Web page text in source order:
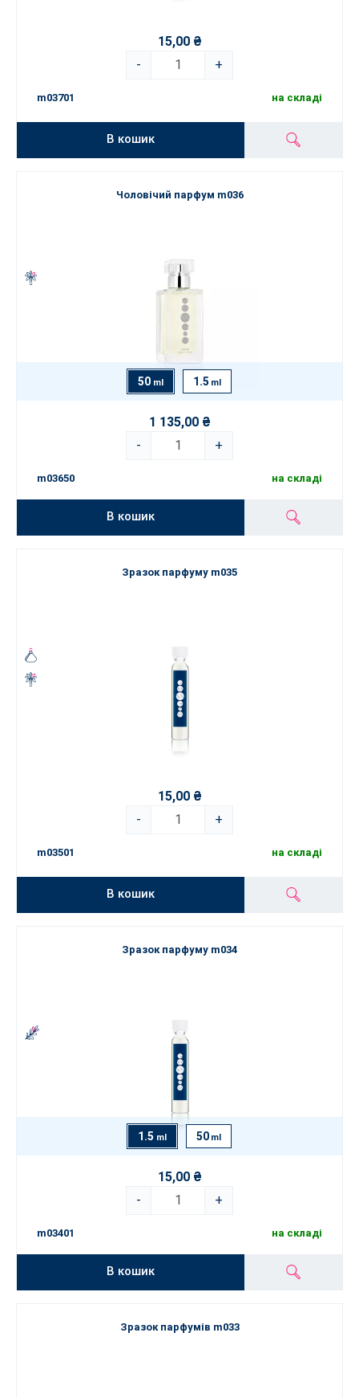
15,00 ₴
-
+
m03701 на складі
В кошик
Чоловічий парфум m036
50 ml 1.5 ml
1 135,00 ₴
-
+
m03650 на складі
В кошик
Зразок парфуму m035
15,00 ₴
-
+
m03501 на складі
В кошик
Зразок парфуму m034
1.5 ml 50 ml
15,00 ₴
-
+
m03401 на складі
В кошик
Зразок парфумів m033